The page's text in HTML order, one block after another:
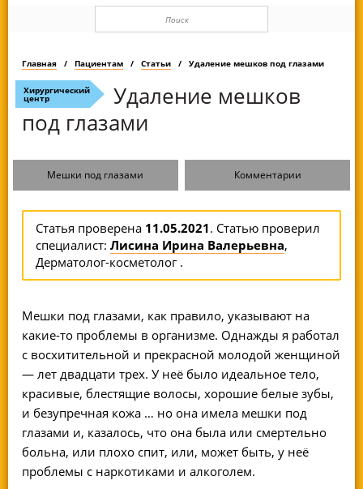
Главная Пациентам Статьи Удаление мешков под глазами
Хирургический
центр
Удаление мешков
под глазами
Мешки под глазами Комментарии
Статья проверена 11.05.2021. Статью проверил
специалист:Лисина Ирина Валерьевна,
Дерматолог-косметолог .
Мешки под глазами, как правило, указывают на
какие-то проблемы в организме. Однажды я работал
с восхитительной и прекрасной молодой женщиной
— лет двадцати трех. У неё было идеальное тело,
красивые, блестящие волосы, хорошие белые зубы,
и безупречная кожа … но она имела мешки под
глазами и, казалось, что она была или смертельно
больна, или плохо спит, или, может быть, у неё
проблемы с наркотиками и алкоголем.